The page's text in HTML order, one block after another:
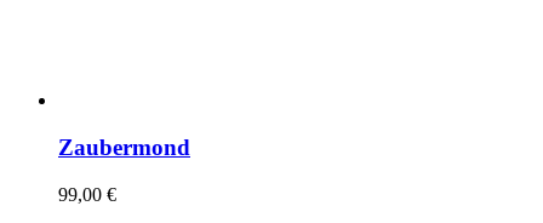
Zaubermond
99,00 €